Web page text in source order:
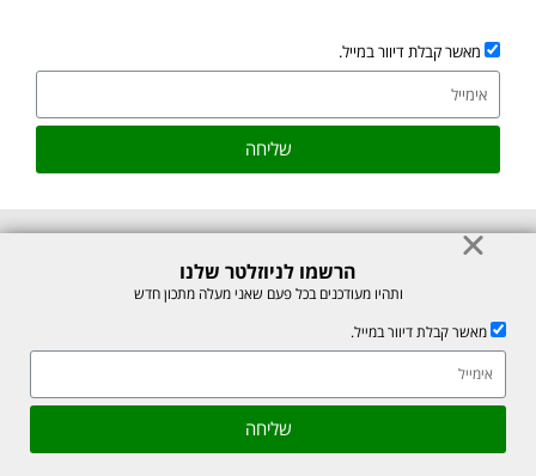
מאשר קבלת דיוור במייל.
שליחה
© כל הזכויות לתוכן באתר שמורות למיכל רוזנבך 2026. אין להעתיק או לשכפל
אתר זה מוגן על ידי reCAPTCHA של חברת Google, לצפייה ב-
Made with ❤ by box
גלילה
הרשמו לניוזלטר שלנו
ותהיו מעודכנים בכל פעם שאני מעלה מתכון חדש
מאשר קבלת דיוור במייל.
שליחה